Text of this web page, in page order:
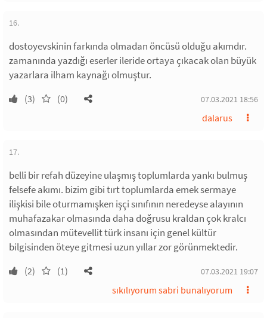
16.
dostoyevskinin farkında olmadan öncüsü olduğu akımdır.
zamanında yazdığı eserler ileride ortaya çıkacak olan büyük
yazarlara ilham kaynağı olmuştur.
(3) (0) 07.03.2021 18:56
dalarus
17.
belli bir refah düzeyine ulaşmış toplumlarda yankı bulmuş
felsefe akımı. bizim gibi tırt toplumlarda emek sermaye
ilişkisi bile oturmamışken işçi sınıfının neredeyse alayının
muhafazakar olmasında daha doğrusu kraldan çok kralcı
olmasından mütevellit türk insanı için genel kültür
bilgisinden öteye gitmesi uzun yıllar zor görünmektedir.
(2) (1) 07.03.2021 19:07
sıkılıyorum sabri bunalıyorum